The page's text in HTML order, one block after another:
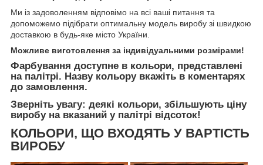
Ми із задоволенням відповімо на всі ваші питання та
допоможемо підібрати оптимальну модель виробу зі швидкою
доставкою в будь-яке місто України.
Можливе виготовлення за індивідуальними розмірами!
Фарбування доступне в кольори, представлені
на палітрі. Назву кольору вкажіть в коментарях
до замовлення.
Зверніть увагу: деякі кольори, збільшують ціну
виробу на вказаний у палітрі відсоток!
КОЛЬОРИ, ЩО ВХОДЯТЬ У ВАРТІСТЬ
ВИРОБУ